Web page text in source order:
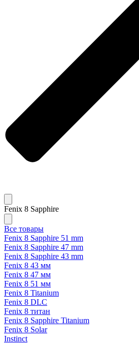
Fenix 8 Sapphire
Все товары
Fenix 8 Sapphire 51 mm
Fenix 8 Sapphire 47 mm
Fenix 8 Sapphire 43 mm
Fenix 8 43 мм
Fenix 8 47 мм
Fenix 8 51 мм
Fenix 8 Titanium
Fenix 8 DLC
Fenix 8 титан
Fenix 8 Sapphire Titanium
Fenix 8 Solar
Instinct